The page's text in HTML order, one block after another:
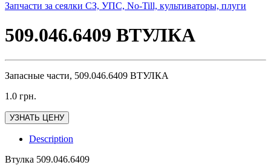
Запчасти за сеялки СЗ, УПС, No-Till, культиваторы, плуги
509.046.6409 ВТУЛКА
Запасные части, 509.046.6409 ВТУЛКА
1.0 грн.
УЗНАТЬ ЦЕНУ
Description
Втулка 509.046.6409